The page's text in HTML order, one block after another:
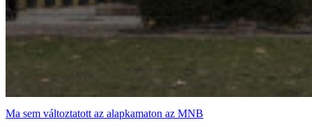
Ma sem változtatott az alapkamaton az MNB